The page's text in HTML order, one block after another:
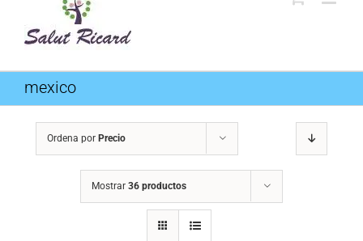
mexico
Ordena por Precio
Mostrar 36 productos